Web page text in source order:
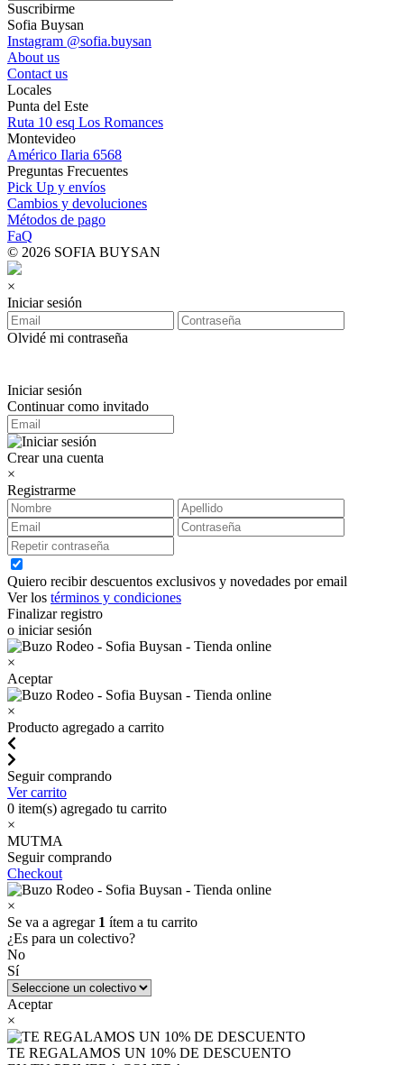
Suscribirme
Sofia Buysan
Instagram @sofia.buysan
About us
Contact us
Locales
Punta del Este
Ruta 10 esq Los Romances
Montevideo
Américo Ilaria 6568
Preguntas Frecuentes
Pick Up y envíos
Cambios y devoluciones
Métodos de pago
FaQ
© 2026 SOFIA BUYSAN
×
Iniciar sesión
Olvidé mi contraseña
Iniciar sesión
Continuar como invitado
Crear una cuenta
×
Registrarme
Quiero recibir descuentos exclusivos y novedades por email
Ver los términos y condiciones
Finalizar registro
o iniciar sesión
×
Aceptar
×
Producto agregado a carrito
Seguir comprando
Ver carrito
0 item(s) agregado tu carrito
×
MUTMA
Seguir comprando
Checkout
×
Se va a agregar 1 ítem a tu carrito
¿Es para un colectivo?
No
Sí
Aceptar
×
TE REGALAMOS UN 10% DE DESCUENTO